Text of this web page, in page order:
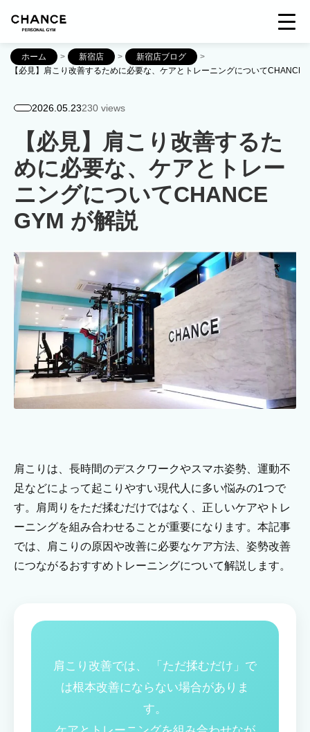
ホーム > 新宿店 > 新宿店ブログ
>
【必見】肩こり改善するために必要な、ケアとトレーニングについてCHANCE
2026.05.23230 views
【必見】肩こり改善するた
めに必要な、ケアとトレー
ニングについてCHANCE
GYM が解説
肩こりは、長時間のデスクワークやスマホ姿勢、運動不
足などによって起こりやすい現代人に多い悩みの1つで
す。肩周りをただ揉むだけではなく、正しいケアやトレ
ーニングを組み合わせることが重要になります。本記事
では、肩こりの原因や改善に必要なケア方法、姿勢改善
につながるおすすめトレーニングについて解説します。
肩こり改善では、 「ただ揉むだけ」で
は根本改善にならない場合がありま
す。